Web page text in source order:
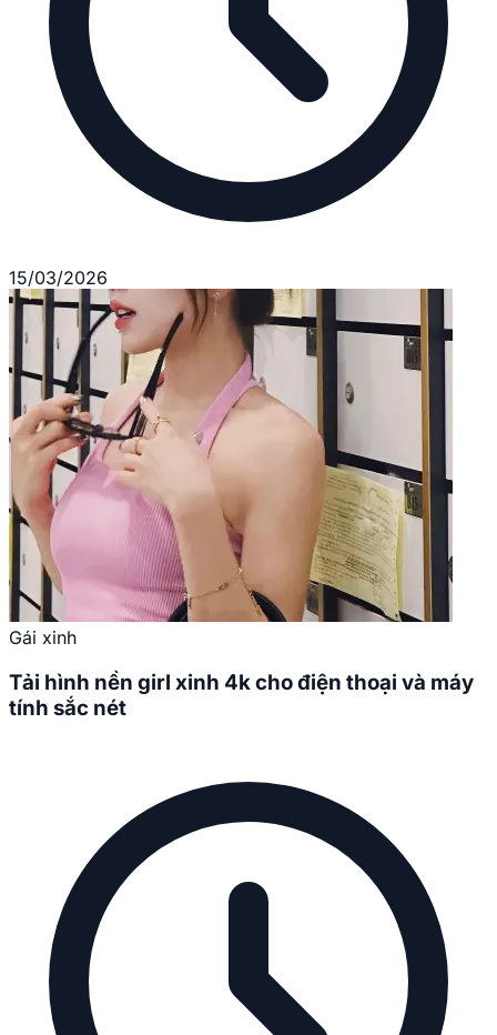
15/03/2026
Gái xinh
Tải hình nền girl xinh 4k cho điện thoại và máy
tính sắc nét